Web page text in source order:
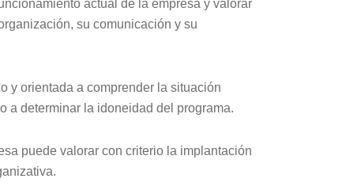
actual de la empresa y valorar
su comunicación y su
y orientada a comprender la situación
a determinar la idoneidad del programa.
puede valorar con criterio la implantación